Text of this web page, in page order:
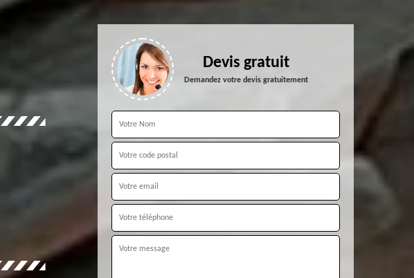
Devis gratuit
Demandez votre devis gratuitement